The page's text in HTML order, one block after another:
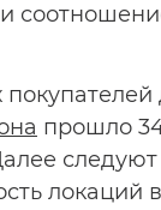
прошло